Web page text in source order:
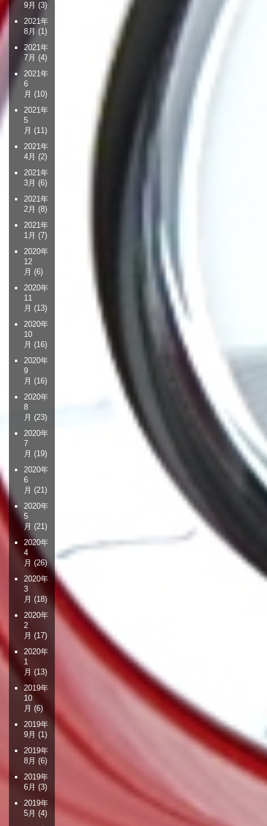
9月 (3)
2021年
8月 (1)
2021年
7月 (4)
2021年
6
月 (10)
2021年
5
月 (11)
2021年
4月 (2)
2021年
3月 (6)
2021年
2月 (8)
2021年
1月 (7)
2020年
12
月 (6)
2020年
11
月 (13)
2020年
10
月 (16)
2020年
9
月 (16)
2020年
8
月 (23)
2020年
7
月 (19)
2020年
6
月 (21)
2020年
5
月 (21)
2020年
4
月 (26)
2020年
3
月 (18)
2020年
2
月 (17)
2020年
1
月 (13)
2019年
10
月 (6)
2019年
9月 (1)
2019年
8月 (6)
2019年
6月 (3)
2019年
5月 (4)